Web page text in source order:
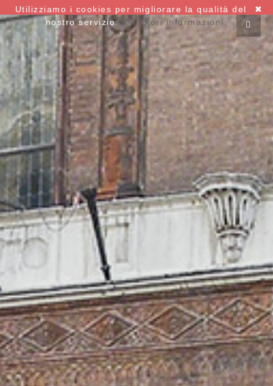
✖
Utilizziamo i cookies per migliorare la qualità del
nostro servizio. Maggiori informazioni.